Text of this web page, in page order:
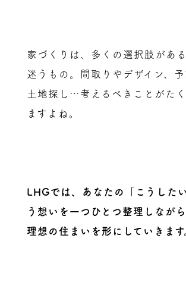
家づくりは、多くの選択肢があ
迷うもの。間取りやデザイン、予
土地探し…考えるべきことがたく
ますよね。
LHGでは、あなたの「こうした
う想いを一つひとつ整理しなが
理想の住まいを形にしていきます